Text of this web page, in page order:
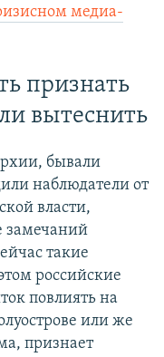
медиа-
признать
вытеснить
бывали
наблюдатели от
власти,
замечаний
такие
российские
повлиять на
или же
признает